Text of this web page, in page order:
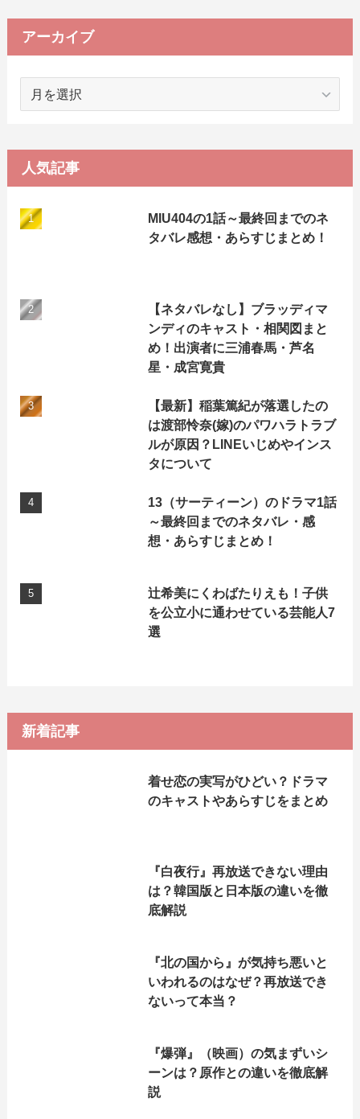
リ
ー
アーカイブ
イ
ブ
人気記事
MIU404の1話～最終回までのネ
タバレ感想・あらすじまとめ！
【ネタバレなし】ブラッディマ
ンディのキャスト・相関図まと
め！出演者に三浦春馬・芦名
星・成宮寛貴
【最新】稲葉篤紀が落選したの
は渡部怜奈(嫁)のパワハラトラブ
ルが原因？LINEいじめやインス
タについて
13（サーティーン）のドラマ1話
～最終回までのネタバレ・感
想・あらすじまとめ！
辻希美にくわばたりえも！子供
を公立小に通わせている芸能人7
選
新着記事
着せ恋の実写がひどい？ドラマ
のキャストやあらすじをまとめ
『白夜行』再放送できない理由
は？韓国版と日本版の違いを徹
底解説
『北の国から』が気持ち悪いと
いわれるのはなぜ？再放送でき
ないって本当？
『爆弾』（映画）の気まずいシ
ーンは？原作との違いを徹底解
説